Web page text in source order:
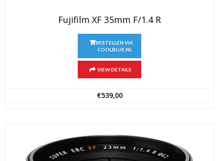
Fujifilm XF 35mm F/1.4 R
BESTELLEN VIA
COOLBLUE.NL
VIEW DETAILS
€539,00